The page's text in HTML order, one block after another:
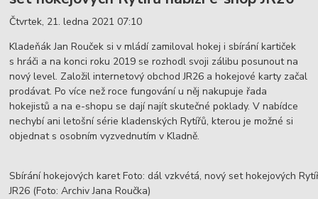
Čtvrtek, 21. ledna 2021 07:10
Kladeňák Jan Rouček si v mládí zamiloval hokej i sbírání kartiček
s hráči a na konci roku 2019 se rozhodl svoji zálibu posunout na
nový level. Založil internetový obchod JR26 a hokejové karty začal
prodávat. Po více než roce fungování u něj nakupuje řada
hokejistů a na e-shopu se dají najít skutečné poklady. V nabídce
nechybí ani letošní série kladenských Rytířů, kterou je možné si
objednat s osobním vyzvednutím v Kladně.
Sbírání hokejových karet Foto: dál vzkvétá, nový set hokejových
JR26 (Foto: Archiv Jana Roučka)